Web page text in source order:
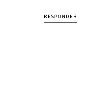
RESPONDER